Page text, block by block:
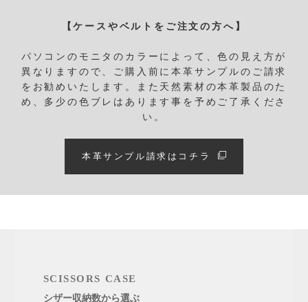
【ケースやベルトをご注文の方へ】
パソコンのモニタのカラーによって、色の見え方が
異なりますので、ご購入前に本革サンプルのご請求
をお勧めいたします。
また天然素材の本革製品のた
め、多少の色ブレはあります事を予めご了承くださ
い。
本革サンプル請求はコチラ
SCISSORS CASE
シザー収納数から選ぶ